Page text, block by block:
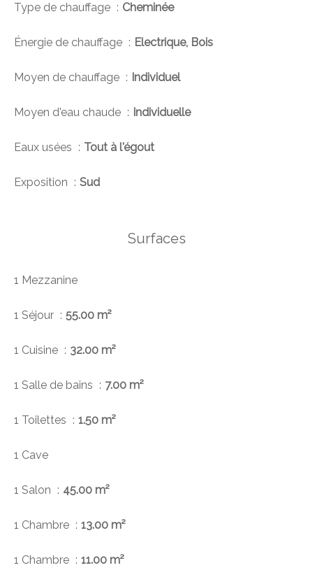
Type de chauffage Cheminée
Énergie de chauffage Electrique, Bois
Moyen de chauffage Individuel
Moyen d'eau chaude Individuelle
Eaux usées Tout à l'égout
Exposition Sud
Surfaces
1 Mezzanine
1 Séjour 55.00 m²
1 Cuisine 32.00 m²
1 Salle de bains 7.00 m²
1 Toilettes 1.50 m²
1 Cave
1 Salon 45.00 m²
1 Chambre 13.00 m²
1 Chambre 11.00 m²